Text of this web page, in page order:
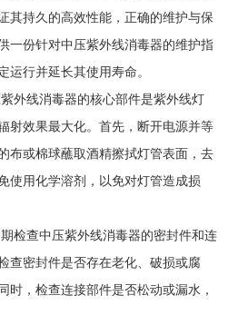
其持久的高效性能，正确的维护与保
一份针对中压紫外线消毒器的维护指
运行并延长其使用寿命。
外线消毒器的核心部件是紫外线灯
射效果最大化。首先，断开电源并等
布或棉球蘸取酒精擦拭灯管表面，去
使用化学溶剂，以免对灯管造成损
检查中压紫外线消毒器的密封件和连
查密封件是否存在老化、破损或腐
时，检查连接部件是否松动或漏水，